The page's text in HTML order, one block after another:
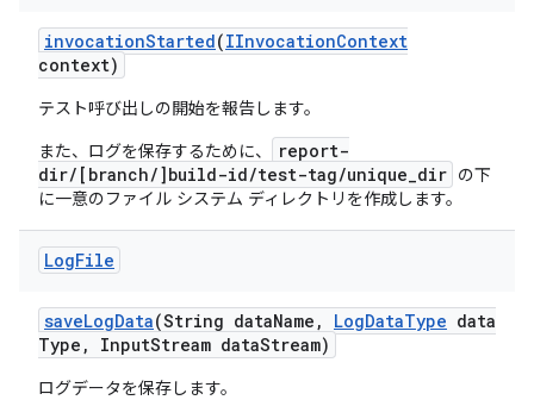
invocationStarted(IInvocationContext
context)
テスト呼び出しの開始を報告します。
また、ログを保存するために、
report-
dir/[branch/]build-id/test-tag/unique_dir の下
に一意のファイル システム ディレクトリを作成します。
LogFile
saveLogData(String dataName , LogDataType data
Type , InputStream dataStream)
ログデータを保存します。